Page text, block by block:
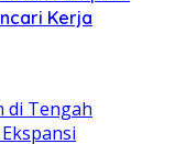
Kerja